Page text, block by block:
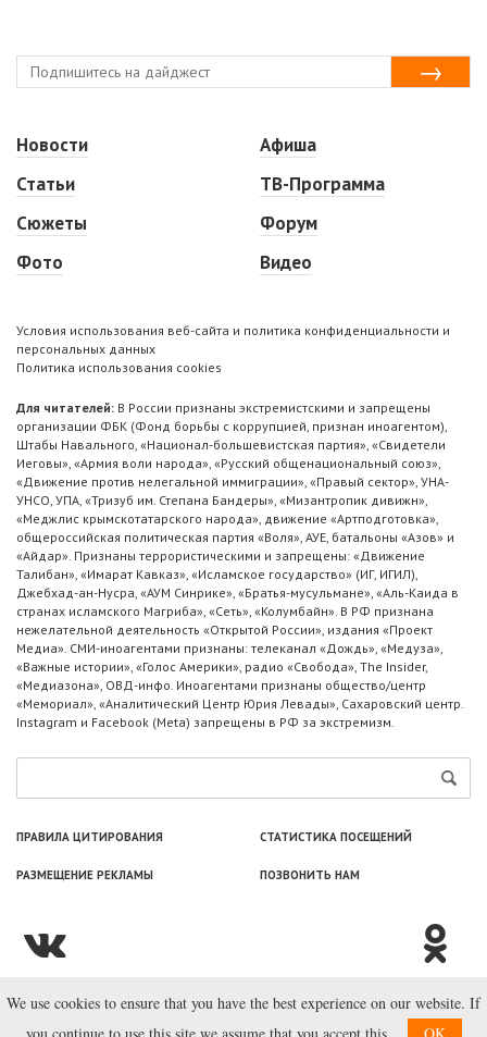
Новости
Статьи
Сюжеты
Фото
Афиша
ТВ-Программа
Форум
Видео
Условия использования веб-сайта и политика конфиденциальности и
персональных данных
Политика использования cookies
Для читателей: В России признаны экстремистскими и запрещены
организации ФБК (Фонд борьбы с коррупцией, признан иноагентом),
Штабы Навального, «Национал-большевистская партия», «Свидетели
Иеговы», «Армия воли народа», «Русский общенациональный союз»,
«Движение против нелегальной иммиграции», «Правый сектор», УНА-
УНСО, УПА, «Тризуб им. Степана Бандеры», «Мизантропик дивижн»,
«Меджлис крымскотатарского народа», движение «Артподготовка»,
общероссийская политическая партия «Воля», АУЕ, батальоны «Азов» и
«Айдар». Признаны террористическими и запрещены: «Движение
Талибан», «Имарат Кавказ», «Исламское государство» (ИГ, ИГИЛ),
Джебхад-ан-Нусра, «АУМ Синрике», «Братья-мусульмане», «Аль-Каида в
странах исламского Магриба», «Сеть», «Колумбайн». В РФ признана
нежелательной деятельность «Открытой России», издания «Проект
Медиа». СМИ-иноагентами признаны: телеканал «Дождь», «Медуза»,
«Важные истории», «Голос Америки», радио «Свобода», The Insider,
«Медиазона», ОВД-инфо. Иноагентами признаны общество/центр
«Мемориал», «Аналитический Центр Юрия Левады», Сахаровский центр.
Instagram и Facebook (Metа) запрещены в РФ за экстремизм.
ПРАВИЛА ЦИТИРОВАНИЯ СТАТИСТИКА ПОСЕЩЕНИЙ
РАЗМЕЩЕНИЕ РЕКЛАМЫ ПОЗВОНИТЬ НАМ
© ООО «Лаборатория Новоcтей», 2003—2026.
We use cookies to ensure that you have the best experience on our website. If